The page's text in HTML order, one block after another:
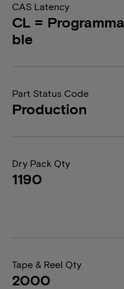
CAS Latency
CL = Programma
ble
Part Status Code
Production
Dry Pack Qty
1190
Tape & Reel Qty
2000